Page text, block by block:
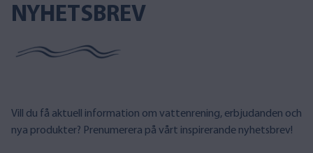
NYHETSBREV
Vill du få aktuell information om vattenrening, erbjudanden och
nya produkter? Prenumerera på vårt inspirerande nyhetsbrev!